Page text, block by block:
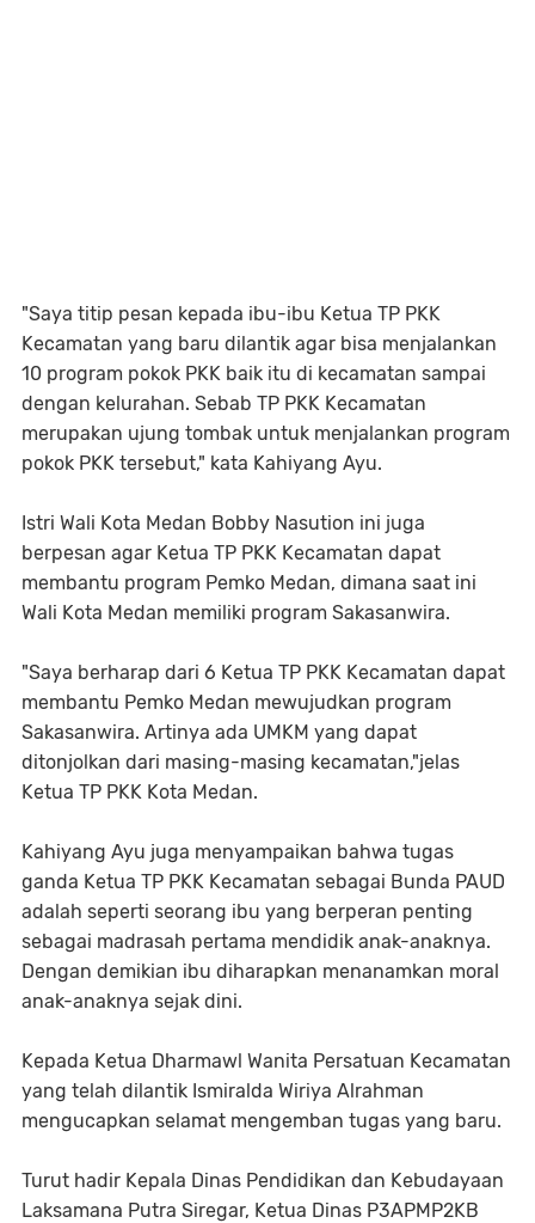
"Saya titip pesan kepada ibu-ibu Ketua TP PKK
Kecamatan yang baru dilantik agar bisa menjalankan
10 program pokok PKK baik itu di kecamatan sampai
dengan kelurahan. Sebab TP PKK Kecamatan
merupakan ujung tombak untuk menjalankan program
pokok PKK tersebut," kata Kahiyang Ayu.
Istri Wali Kota Medan Bobby Nasution ini juga
berpesan agar Ketua TP PKK Kecamatan dapat
membantu program Pemko Medan, dimana saat ini
Wali Kota Medan memiliki program Sakasanwira.
"Saya berharap dari 6 Ketua TP PKK Kecamatan dapat
membantu Pemko Medan mewujudkan program
Sakasanwira. Artinya ada UMKM yang dapat
ditonjolkan dari masing-masing kecamatan,"jelas
Ketua TP PKK Kota Medan.
Kahiyang Ayu juga menyampaikan bahwa tugas
ganda Ketua TP PKK Kecamatan sebagai Bunda PAUD
adalah seperti seorang ibu yang berperan penting
sebagai madrasah pertama mendidik anak-anaknya.
Dengan demikian ibu diharapkan menanamkan moral
anak-anaknya sejak dini.
Kepada Ketua Dharmawl Wanita Persatuan Kecamatan
yang telah dilantik Ismiralda Wiriya Alrahman
mengucapkan selamat mengemban tugas yang baru.
Turut hadir Kepala Dinas Pendidikan dan Kebudayaan
Laksamana Putra Siregar, Ketua Dinas P3APMP2KB